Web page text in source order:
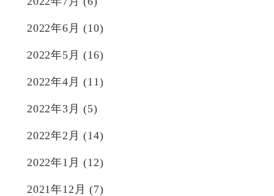
2022年6月 (10)
2022年5月 (16)
2022年4月 (11)
2022年3月 (5)
2022年2月 (14)
2022年1月 (12)
2021年12月 (7)